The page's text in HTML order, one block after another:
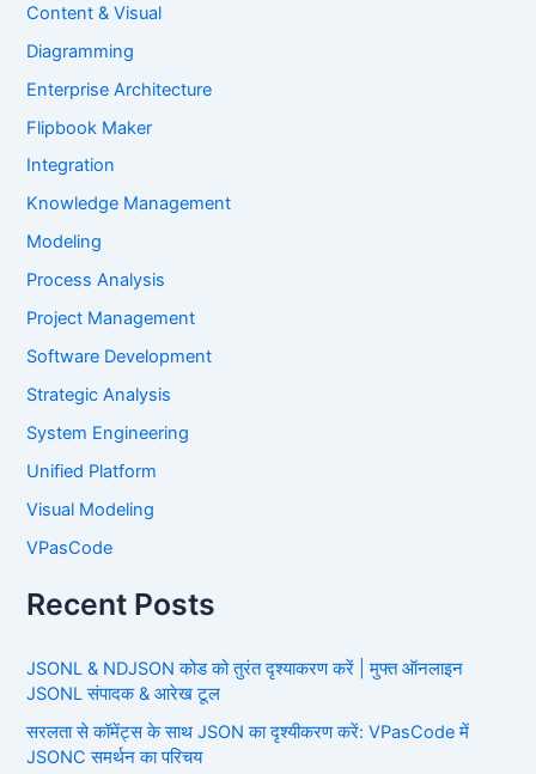
Content & Visual
Diagramming
Enterprise Architecture
Flipbook Maker
Integration
Knowledge Management
Modeling
Process Analysis
Project Management
Software Development
Strategic Analysis
System Engineering
Unified Platform
Visual Modeling
VPasCode
Recent Posts
JSONL & NDJSON कोड को तुरंत दृश्याकरण करें | मुफ्त ऑनलाइन
JSONL संपादक & आरेख टूल
सरलता से कॉमेंट्स के साथ JSON का दृश्यीकरण करें: VPasCode में
JSONC समर्थन का परिचय